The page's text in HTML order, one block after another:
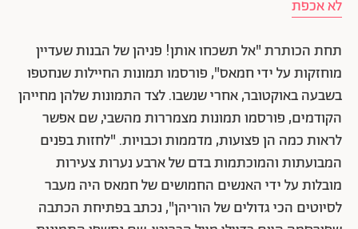
לא אכפת
תחת הכותרת "אל תשכחו אותן! פניהן של הבנות שעדיין
מוחזקות על ידי חמאס", פורסמו תמונות החיילות שנחטפו
בשבעה באוקטובר, אחרי שנשבו. לצד התמונות שלהן מחייהן
הקודמים, פורסמו תמונות מצמררות מהשבי, שם אפשר
לראות כמה הן פצועות, מדממות וכבויות. "לחזות בפנים
המבועתות והמוכתמות בדם של ארבע נערות צעירות
מובלות על ידי האנשים החמושים של חמאס היה מעבר
לסיוטים הכי גדולים של הוריהן", נכתב בפתיחת הכתבה